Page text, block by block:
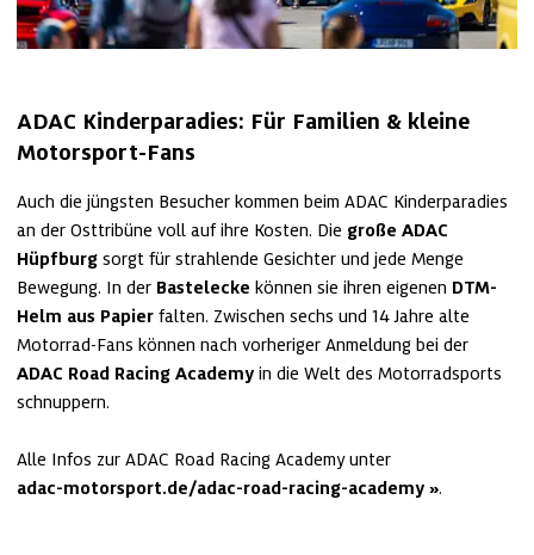
ADAC Kinderparadies: Für Familien & kleine
Motorsport-Fans
Auch die jüngsten Besucher kommen beim ADAC Kinderparadies
an der Osttribüne voll auf ihre Kosten. Die große ADAC
Hüpfburg sorgt für strahlende Gesichter und jede Menge
Bewegung. In der Bastelecke können sie ihren eigenen DTM-
Helm aus Papier falten. Zwischen sechs und 14 Jahre alte
ADAC Road Racing Academy in die Welt des Motorradsports
schnuppern.
Alle Infos zur ADAC Road Racing Academy unter
adac-motorsport.de/adac-road-racing-academy
.